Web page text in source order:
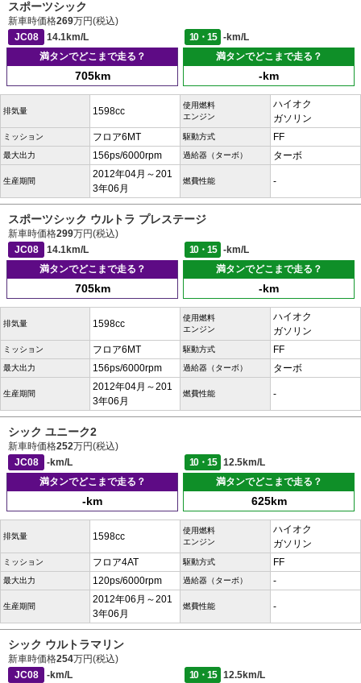
スポーツシック
新車時価格269万円(税込)
JC08
14.1km/L 10・15
-km/L
満タンでどこまで走る？
705km
満タンでどこまで走る？
-km
排気量 1598cc
使用燃料
エンジン
ハイオク
ガソリン
ミッション フロア6MT 駆動方式 FF
最大出力 156ps/6000rpm 過給器（ターボ） ターボ
生産期間
2012年04月～201
3年06月
燃費性能 -
スポーツシック ウルトラ プレステージ
新車時価格299万円(税込)
JC08
14.1km/L 10・15
-km/L
満タンでどこまで走る？
705km
満タンでどこまで走る？
-km
排気量 1598cc
使用燃料
エンジン
ハイオク
ガソリン
ミッション フロア6MT 駆動方式 FF
最大出力 156ps/6000rpm 過給器（ターボ） ターボ
生産期間
2012年04月～201
3年06月
燃費性能 -
シック ユニーク2
新車時価格252万円(税込)
JC08
-km/L 10・15
12.5km/L
満タンでどこまで走る？
-km
満タンでどこまで走る？
625km
排気量 1598cc
使用燃料
エンジン
ハイオク
ガソリン
ミッション フロア4AT 駆動方式 FF
最大出力 120ps/6000rpm 過給器（ターボ） -
生産期間
2012年06月～201
3年06月
燃費性能 -
シック ウルトラマリン
新車時価格254万円(税込)
JC08
-km/L 10・15
12.5km/L